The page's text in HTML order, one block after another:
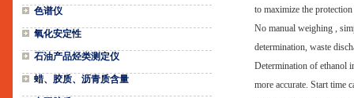
色谱仪
氧化安定性
石油产品烃类测定仪
蜡、胶质、沥青质含量
to maximize the
No manual weighing ,
determination, waste
Determination of ethanol
more accurate. Start time